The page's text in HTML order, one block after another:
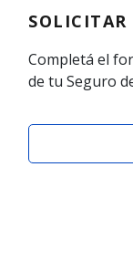
Completá el
de tu Seguro